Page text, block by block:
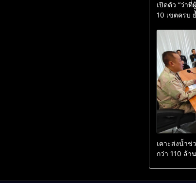
เปิดตัว “ว่าที่
10 เขตครบ
เคาะส่งน้ำช่
กว่า 110 ล้า